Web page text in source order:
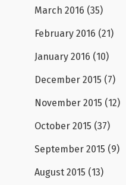
March 2016 (35)
February 2016 (21)
January 2016 (10)
December 2015 (7)
November 2015 (12)
October 2015 (37)
September 2015 (9)
August 2015 (13)